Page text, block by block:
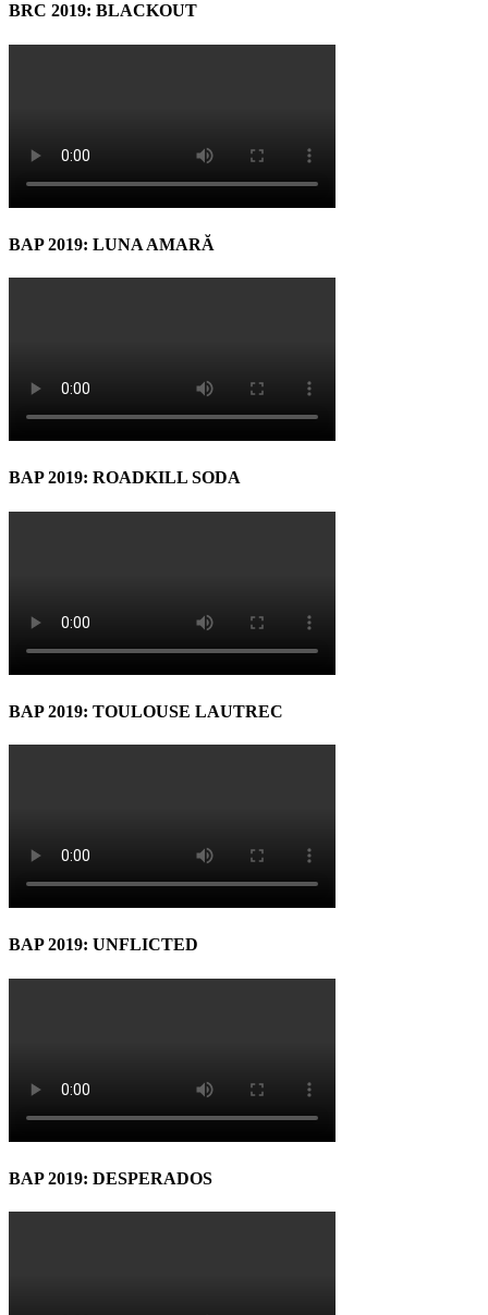
BRC 2019: BLACKOUT
BAP 2019: LUNA AMARĂ
BAP 2019: ROADKILL SODA
BAP 2019: TOULOUSE LAUTREC
BAP 2019: UNFLICTED
BAP 2019: DESPERADOS